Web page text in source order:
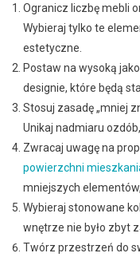
Ogranicz liczbę mebli
Wybieraj tylko te
estetyczne.
Postaw na wysoką
designie, które będą
Stosuj zasadę „mniej
Unikaj nadmiaru
Zwracaj uwagę na
powierzchni
mniejszych
Wybieraj stonowane
wnętrze nie było zbyt
Twórz przestrzeń do